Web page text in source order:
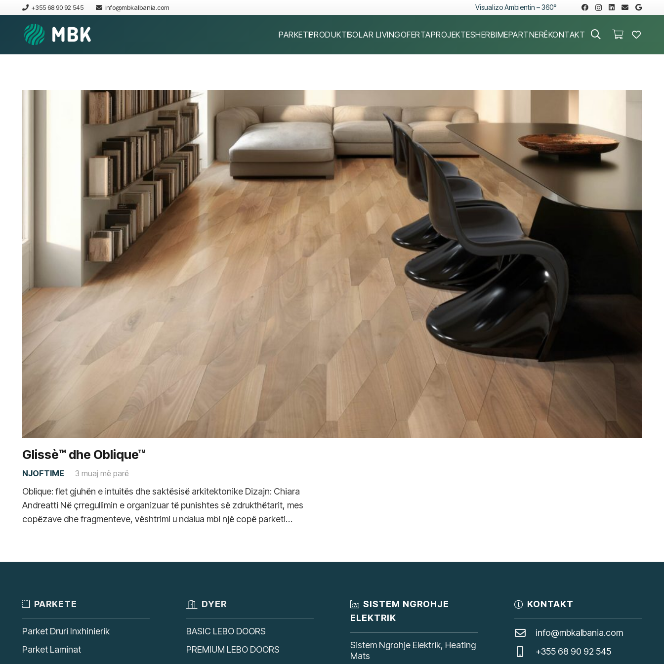
+355 68 90 92 545 info@mbkalbania.com Visualizo Ambientin – 360°
PARKETEPRODUKTESOLAR LIVINGOFERTAPROJEKTESHERBIMEPARTNERËKONTAKT
Glissè™ dhe Oblique™
NJOFTIME 3 muaj më parë
Oblique: flet gjuhën e intuitës dhe saktësisë arkitektonike Dizajn: Chiara
Andreatti Në çrregullimin e organizuar të punishtes së zdrukthëtarit, mes
copëzave dhe fragmenteve, vështrimi u ndalua mbi një copë parketi…
PARKETE
Parket Druri Inxhinierik
Parket Laminat
DYER
BASIC LEBO DOORS
PREMIUM LEBO DOORS
SISTEM NGROHJE
ELEKTRIK
Sistem Ngrohje Elektrik, Heating
Mats
KONTAKT
info@mbkalbania.com
+355 68 90 92 545